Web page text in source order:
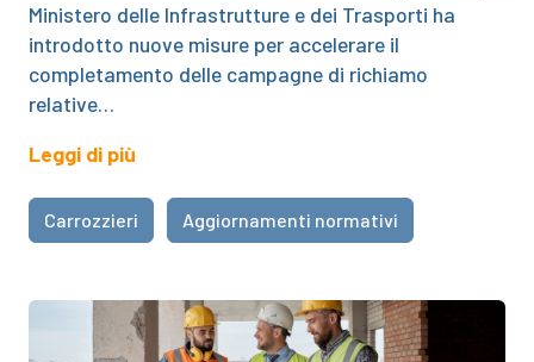
Ministero delle Infrastrutture e dei Trasporti ha
introdotto nuove misure per accelerare il
completamento delle campagne di richiamo
relative…
Leggi di più
Carrozzieri Aggiornamenti normativi